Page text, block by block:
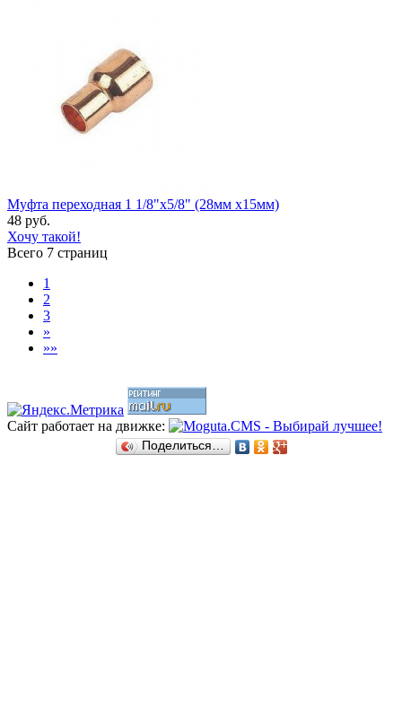
Муфта переходная 1 1/8"х5/8" (28мм х15мм)
48 руб.
Хочу такой!
Всего 7 страниц
1
2
3
»
»»
Сайт работает на движке:
Поделиться…